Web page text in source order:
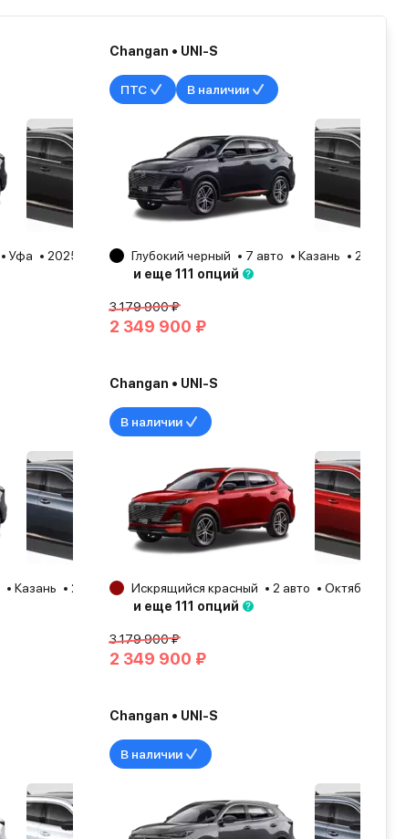
Уфа
2025
Changan • UNI-S
ПТС В наличии
Глубокий черный 7 авто Казань
2025
и еще 111 опций
3 179 900 ₽
2 349 900 ₽
Казань
2025
Changan • UNI-S
В наличии
Искрящийся красный 2 авто
Октябрьский
и еще 111 опций
3 179 900 ₽
2 349 900 ₽
Changan • UNI-S
В наличии